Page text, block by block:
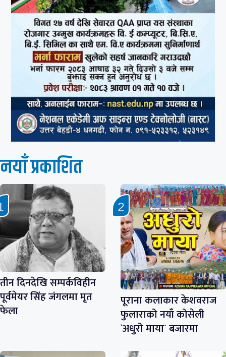
नयाँ प्रकाशित
तीन दिनदेखि सम्पर्कविहीन
पूर्वमेयर सिंह जंगलमा मृत
फेला
पूराना कलाकार केशवराज
फुलाराको नयाँ कोसेली
`अधुरो माया´ बजारमा